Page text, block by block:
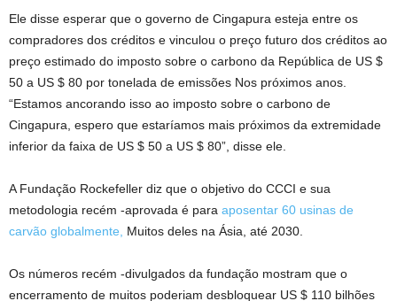
Ele disse esperar que o governo de Cingapura esteja entre os
compradores dos créditos e vinculou o preço futuro dos créditos ao
preço estimado do imposto sobre o carbono da República de US $
50 a US $ 80 por tonelada de emissões Nos próximos anos.
“Estamos ancorando isso ao imposto sobre o carbono de
Cingapura, espero que estaríamos mais próximos da extremidade
inferior da faixa de US $ 50 a US $ 80”, disse ele.
A Fundação Rockefeller diz que o objetivo do CCCI e sua
metodologia recém -aprovada é para aposentar 60 usinas de
carvão globalmente,
Muitos deles na Ásia, até 2030.
Os números recém -divulgados da fundação mostram que o
encerramento de muitos poderiam desbloquear US $ 110 bilhões